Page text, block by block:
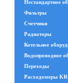
Нестандартное
Фильтры
Счетчики
Радиаторы
Котельное
Водопроводное
Переходы
Расходомеры